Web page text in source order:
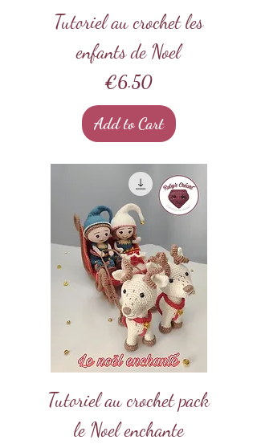
Tutoriel au crochet les
enfants de Noel
Price
€6.50
Add to Cart
Tutoriel au crochet pack
le Noel enchante